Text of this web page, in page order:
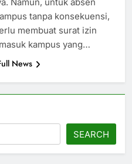
tanpa konsekuensi,
membuat surat izin
kampus yang…
News
SEARCH